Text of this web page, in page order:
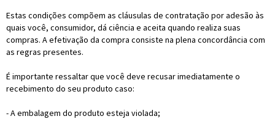
Estas condições compõem as cláusulas de contratação por adesão às
quais você, consumidor, dá ciência e aceita quando realiza suas
compras. A efetivação da compra consiste na plena concordância com
as regras presentes.
É importante ressaltar que você deve recusar imediatamente o
recebimento do seu produto caso:
- A embalagem do produto esteja violada;